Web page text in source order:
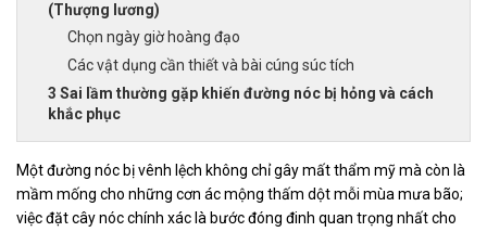
(Thượng lương)
Chọn ngày giờ hoàng đạo
Các vật dụng cần thiết và bài cúng súc tích
3 Sai lầm thường gặp khiến đường nóc bị hỏng và cách
khắc phục
Một đường nóc bị vênh lệch không chỉ gây mất thẩm mỹ mà còn là
mầm mống cho những cơn ác mộng thấm dột mỗi mùa mưa bão;
việc đặt cây nóc chính xác là bước đóng đinh quan trọng nhất cho